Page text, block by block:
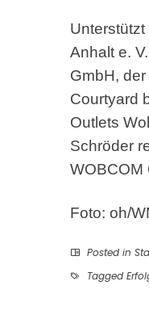
Anhalt e.
GmbH,
Courtyard
Outlets
Schröder
WOBCOM
Foto: oh/
Posted in
Tagged